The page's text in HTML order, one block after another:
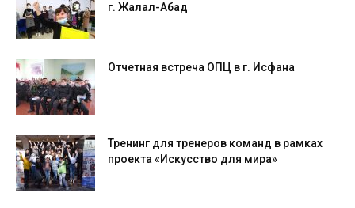
г. Жалал-Абад
Отчетная встреча ОПЦ в г. Исфана
Тренинг для тренеров команд в рамках
проекта «Искусство для мира»